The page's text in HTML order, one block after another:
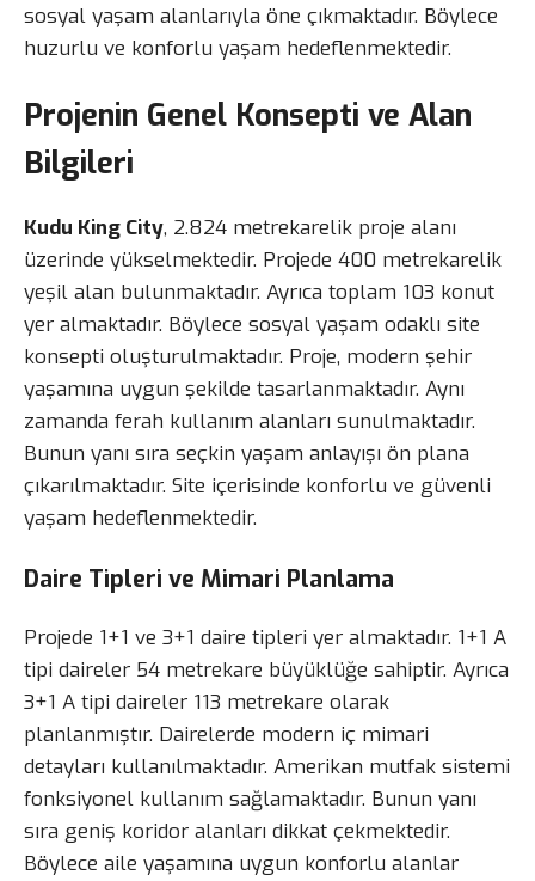
sosyal yaşam alanlarıyla öne çıkmaktadır. Böylece
huzurlu ve konforlu yaşam hedeflenmektedir.
Projenin Genel Konsepti ve Alan
Bilgileri
Kudu King City, 2.824 metrekarelik proje alanı
üzerinde yükselmektedir. Projede 400 metrekarelik
yeşil alan bulunmaktadır. Ayrıca toplam 103 konut
yer almaktadır. Böylece sosyal yaşam odaklı site
konsepti oluşturulmaktadır. Proje, modern şehir
yaşamına uygun şekilde tasarlanmaktadır. Aynı
zamanda ferah kullanım alanları sunulmaktadır.
Bunun yanı sıra seçkin yaşam anlayışı ön plana
çıkarılmaktadır. Site içerisinde konforlu ve güvenli
yaşam hedeflenmektedir.
Daire Tipleri ve Mimari Planlama
Projede 1+1 ve 3+1 daire tipleri yer almaktadır. 1+1 A
tipi daireler 54 metrekare büyüklüğe sahiptir. Ayrıca
3+1 A tipi daireler 113 metrekare olarak
planlanmıştır. Dairelerde modern iç mimari
detayları kullanılmaktadır. Amerikan mutfak sistemi
fonksiyonel kullanım sağlamaktadır. Bunun yanı
sıra geniş koridor alanları dikkat çekmektedir.
Böylece aile yaşamına uygun konforlu alanlar